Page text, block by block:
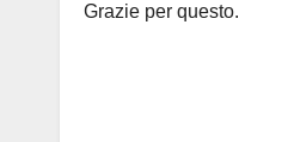
Grazie per questo.